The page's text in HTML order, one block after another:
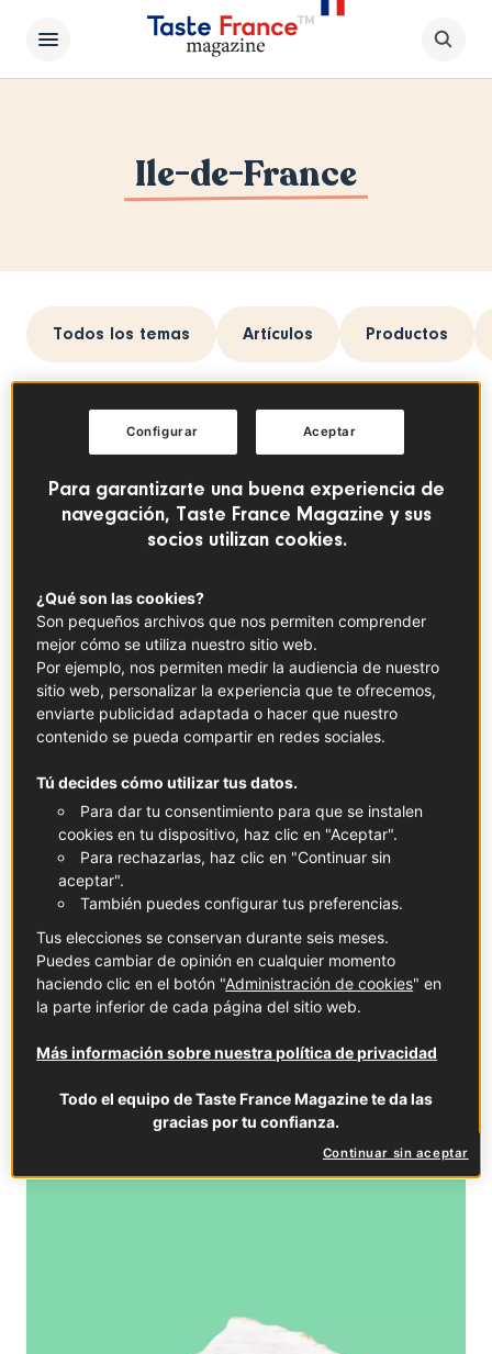
Ile-de-France
Todos los temas Artículos Productos
CONOCE AL PRODUCTOR
El rey de los quesos: el
brie de Meaux
El brie de Meaux lleva existiendo siglos, pero su
elaboración sigue siendo un arte. Este queso de
corteza enmohecida y olor intenso fue nombrado «el
rey de los quesos y el queso de los reyes» en el
Congreso de Viena de 1815. Cuenta con la etiqueta
de denominación de origen protegida (AOP) para
mantener su legado, además de un equipo
consagrado de queseros que ayuda a mantener viva
la tradición.
QUESO ILE-DE-FRANCE
Para garantizarte una buena experiencia de
navegación, Taste France Magazine y sus
socios utilizan cookies.
¿Qué son las cookies?
Son pequeños archivos que nos permiten comprender
mejor cómo se utiliza nuestro sitio web.
Por ejemplo, nos permiten medir la audiencia de nuestro
sitio web, personalizar la experiencia que te ofrecemos,
enviarte publicidad adaptada o hacer que nuestro
contenido se pueda compartir en redes sociales.
Tú decides cómo utilizar tus datos.
Para dar tu consentimiento para que se instalen
cookies en tu dispositivo, haz clic en "Aceptar".
Para rechazarlas, haz clic en "Continuar sin
aceptar".
También puedes configurar tus preferencias.
Tus elecciones se conservan durante seis meses.
Puedes cambiar de opinión en cualquier momento
haciendo clic en el botón "Administración de cookies" en
la parte inferior de cada página del sitio web.
Más información sobre nuestra política de privacidad
Todo el equipo de Taste France Magazine te da las
gracias por tu confianza.
Continuar sin aceptar
Aceptar
Configurar